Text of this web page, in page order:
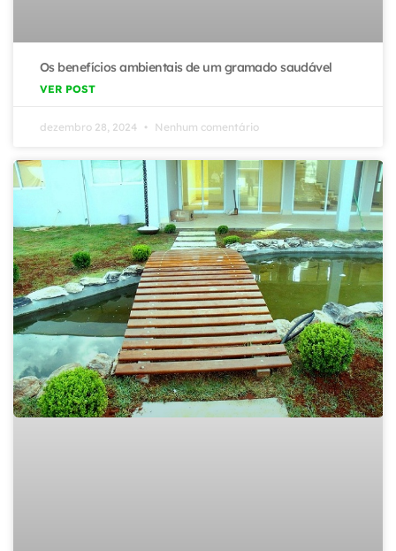
Os benefícios ambientais de um gramado saudável
VER POST
dezembro 28, 2024 Nenhum comentário